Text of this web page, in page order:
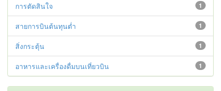
1
การตัดสินใจ
1
สายการบินต้นทุนต่ำ
1
สิ่งกระตุ้น
1
อาหารและเครื่องดื่มบนเที่ยวบิน